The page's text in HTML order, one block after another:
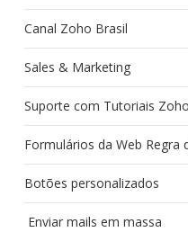
Canal Zoho Brasil
Sales & Marketing
Suporte com Tutoriais
Formulários da Web Regra
Botões personalizados
Enviar mails em massa